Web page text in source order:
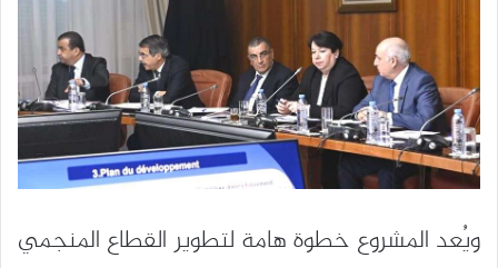
ويُعد المشروع خطوة هامة لتطوير القطاع المنجمي